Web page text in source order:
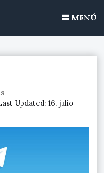
contenidoMENÚ
Updated: 16. julio